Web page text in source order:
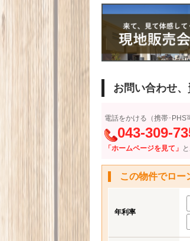
お問い合わせ
電話をかける（携帯･PHS
043-309-
「ホームページを見て」
この物件でロー
年利率